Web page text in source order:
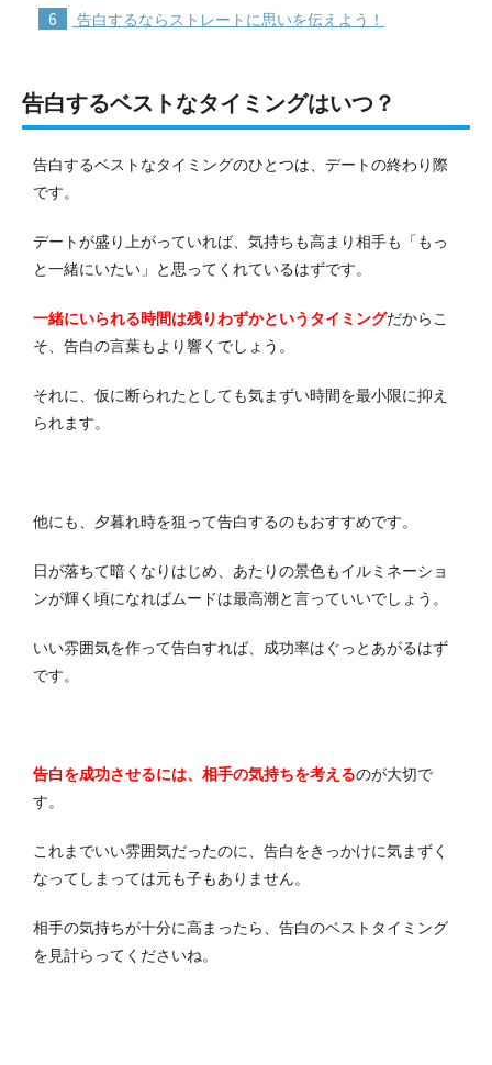
6 告白するならストレートに思いを伝えよう！
告白するベストなタイミングはいつ？
告白するベストなタイミングのひとつは、デートの終わり際
です。
デートが盛り上がっていれば、気持ちも高まり相手も「もっ
と一緒にいたい」と思ってくれているはずです。
一緒にいられる時間は残りわずかというタイミングだからこ
そ、告白の言葉もより響くでしょう。
それに、仮に断られたとしても気まずい時間を最小限に抑え
られます。
他にも、夕暮れ時を狙って告白するのもおすすめです。
日が落ちて暗くなりはじめ、あたりの景色もイルミネーショ
ンが輝く頃になればムードは最高潮と言っていいでしょう。
いい雰囲気を作って告白すれば、成功率はぐっとあがるはず
です。
告白を成功させるには、相手の気持ちを考えるのが大切で
す。
これまでいい雰囲気だったのに、告白をきっかけに気まずく
なってしまっては元も子もありません。
相手の気持ちが十分に高まったら、告白のベストタイミング
を見計らってくださいね。